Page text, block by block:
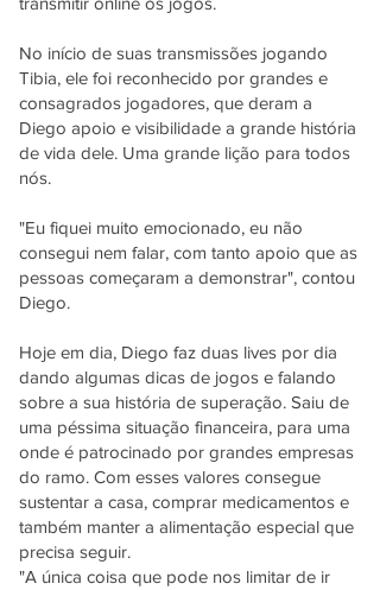
No início de suas transmissões jogando
Tibia, ele foi reconhecido por grandes e
consagrados jogadores, que deram a
Diego apoio e visibilidade a grande história
de vida dele. Uma grande lição para todos
nós.
"Eu fiquei muito emocionado, eu não
consegui nem falar, com tanto apoio que as
pessoas começaram a demonstrar", contou
Diego.
Hoje em dia, Diego faz duas lives por dia
dando algumas dicas de jogos e falando
sobre a sua história de superação. Saiu de
uma péssima situação financeira, para uma
onde é patrocinado por grandes empresas
do ramo. Com esses valores consegue
sustentar a casa, comprar medicamentos e
também manter a alimentação especial que
precisa seguir.
"A única coisa que pode nos limitar de ir